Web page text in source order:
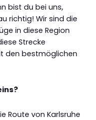
bist du bei uns,
richtig! Wir sind die
in diese Region
Strecke
den bestmöglichen
Route von Karlsruhe